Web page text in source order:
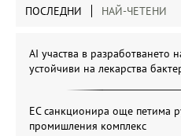
ПОСЛЕДНИ НАЙ-ЧЕТЕНИ
AI участва в разработването
устойчиви на лекарства
ЕС санкционира още петима
промишления комплекс